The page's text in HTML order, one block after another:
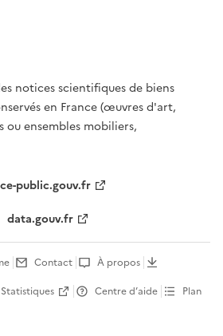
notices scientifiques de biens
en France (œuvres d'art,
ou ensembles mobiliers,
public.gouv.fr
data.gouv.fr
Contact
À propos
Statistiques Centre d’aide
Plan